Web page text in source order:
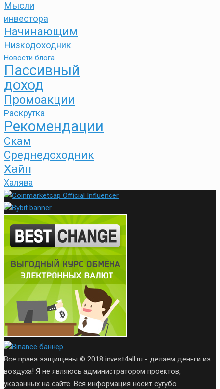
Мысли
инвестора
Начинающим
Низкодоходник
Новости блога
Пассивный
доход
Промоакции
Раскрутка
Рекомендации
Скам
Среднедоходник
Хайп
Халява
Все права защищены © 2018 invest4all.ru - делаем деньги из
воздуха! Я не являюсь администратором проектов,
указанных на сайте. Вся информация носит сугубо